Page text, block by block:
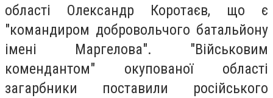
області Олександр Коротаєв, що є
"командиром добровольчого батальйону
імені Маргелова". "Військовим
комендантом" окупованої області
загарбники поставили російського